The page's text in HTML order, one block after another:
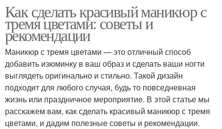
комбинации
Как сделать красивый маникюр с
тремя цветами: советы и
рекомендации
Маникюр с тремя цветами — это отличный способ
добавить изюминку в ваш образ и сделать ваши ногти
выглядеть оригинально и стильно. Такой дизайн
подходит для любого случая, будь то повседневная
жизнь или праздничное мероприятие. В этой статье мы
расскажем вам, как сделать красивый маникюр с тремя
цветами, и дадим полезные советы и рекомендации.